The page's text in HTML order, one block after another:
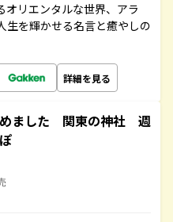
オリエンタルな世界、アラ
生を輝かせる名言と癒やしの
詳細を見る
めました 関東の神社 週